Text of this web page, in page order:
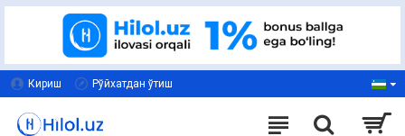
Кириш Рўйхатдан ўтиш